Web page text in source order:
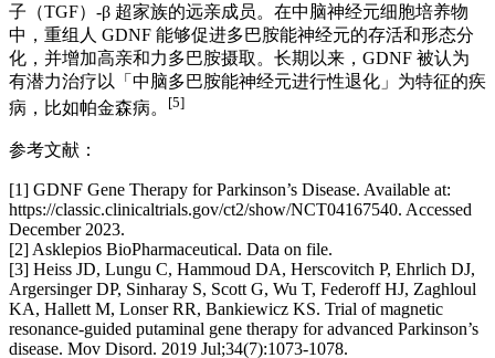
子（TGF）-β 超家族的远亲成员。在中脑神经元细胞培养物
中，重组人 GDNF 能够促进多巴胺能神经元的存活和形态分
化，并增加高亲和力多巴胺摄取。长期以来，GDNF 被认为
有潜力治疗以「中脑多巴胺能神经元进行性退化」为特征的疾
病，比如帕金森病。
[5]
参考文献：
[1] GDNF Gene Therapy for Parkinson’s Disease. Available at:
https://classic.clinicaltrials.gov/ct2/show/NCT04167540. Accessed
December 2023.
[2] Asklepios BioPharmaceutical. Data on file.
[3] Heiss JD, Lungu C, Hammoud DA, Herscovitch P, Ehrlich DJ,
Argersinger DP, Sinharay S, Scott G, Wu T, Federoff HJ, Zaghloul
KA, Hallett M, Lonser RR, Bankiewicz KS. Trial of magnetic
resonance-guided putaminal gene therapy for advanced Parkinson’s
disease. Mov Disord. 2019 Jul;34(7):1073-1078.